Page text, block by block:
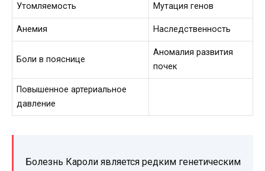
Утомляемость Мутация генов
Анемия Наследственность
Боли в пояснице
Аномалия развития
почек
Повышенное артериальное
давление
Болезнь Кароли является редким генетическим